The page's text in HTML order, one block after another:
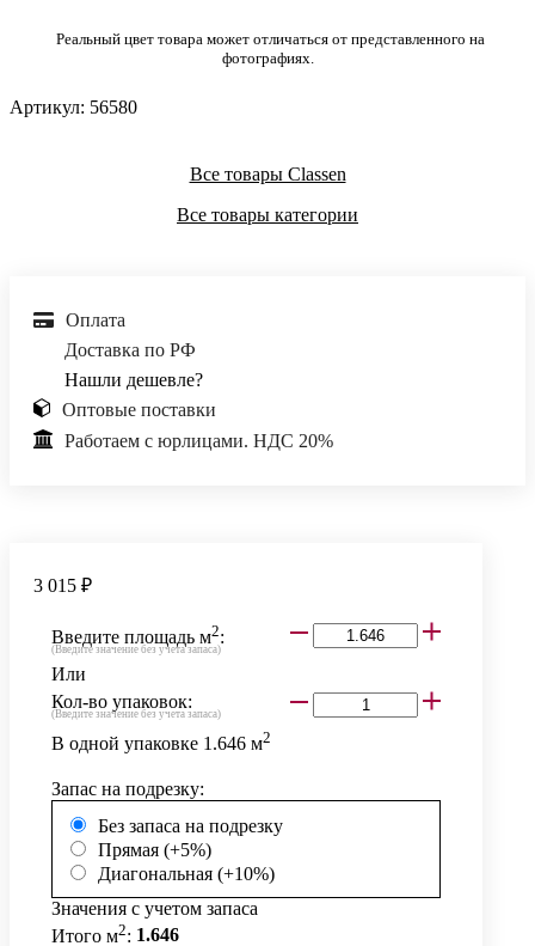
Реальный цвет товара может отличаться от представленного на
фотографиях.
Артикул: 56580
Все товары Classen
Все товары категории
Оплата
Доставка по РФ
Нашли дешевле?
Оптовые поставки
Работаем с юрлицами. НДС 20%
3 015 ₽
Введите площадь м2:
(Введите значение без учета запаса)
Или
Кол-во упаковок:
(Введите значение без учета запаса)
В одной упаковке 1.646 м2
Запас на подрезку:
Без запаса на подрезку
Прямая (+5%)
Диагональная (+10%)
Значения с учетом запаса
Итого м2: 1.646